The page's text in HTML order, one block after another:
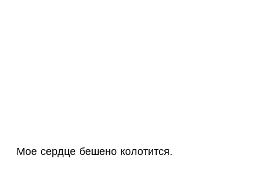
Мое сердце бешено колотится.